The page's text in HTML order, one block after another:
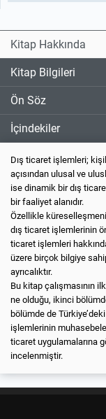
Kitap Hakkında
Kitap Bilgileri
Ön Söz
İçindekiler
Dış ticaret işlemleri;
açısından ulusal ve
ise dinamik bir dış
bir faaliyet alanıdır.
Özellikle
dış ticaret işlemlerinin
ticaret işlemleri
üzere birçok bilgiye
ayrıcalıktır.
Bu kitap çalışmasının
ne olduğu, ikinci
bölümde de
işlemlerinin
ticaret uygulamalarına
incelenmiştir.